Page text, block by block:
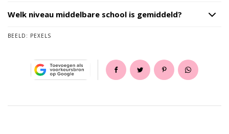
Welk niveau middelbare school is gemiddeld?
BEELD: PEXELS